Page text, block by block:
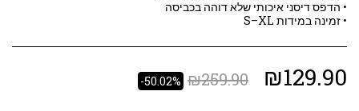
• זמינה במידות S–XL
₪129.90
₪259.90
-50.02%